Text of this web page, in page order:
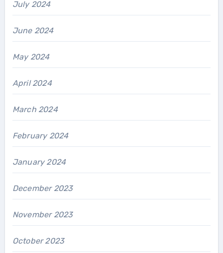
July 2024
June 2024
May 2024
April 2024
March 2024
February 2024
January 2024
December 2023
November 2023
October 2023